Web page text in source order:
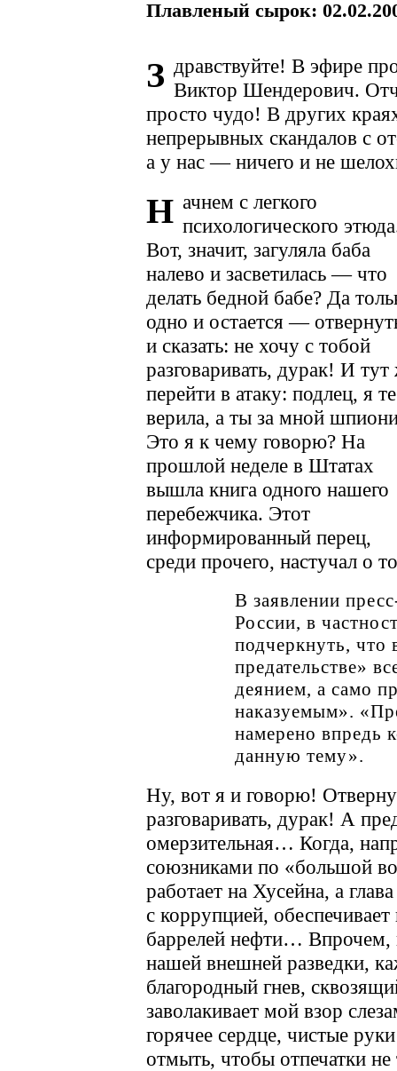
Плавленый сырок:
З дравствуйте! В эфире
Виктор Шендерович.
просто чудо! В других
непрерывных скандалов с
а у нас — ничего и не
Н ачнем с легкого
психологического
Вот, значит, загуляла баба
налево и засветилась — что
делать бедной бабе? Да
одно и остается —
и сказать: не хочу с тобой
разговаривать, дурак! И тут
перейти в атаку: подлец, я
верила, а ты за мной
Это я к чему говорю? На
прошлой неделе в Штатах
вышла книга одного нашего
перебежчика. Этот
информированный перец,
среди прочего, настучал о
В заявлении
России, в
подчеркнуть, что
предательстве»
деянием, а само
наказуемым».
намерено впредь
данную тему».
Ну, вот я и говорю!
разговаривать, дурак! А
омерзительная… Когда,
союзниками по «большой
работает на Хусейна, а
с коррупцией,
баррелей нефти… Впрочем,
нашей внешней разведки,
благородный гнев,
заволакивает мой взор
горячее сердце, чистые
отмыть, чтобы отпечатки